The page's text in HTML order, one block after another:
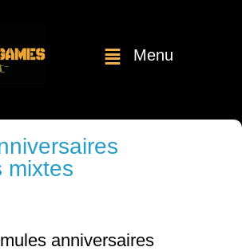
Menu
mixtes
anniversaires